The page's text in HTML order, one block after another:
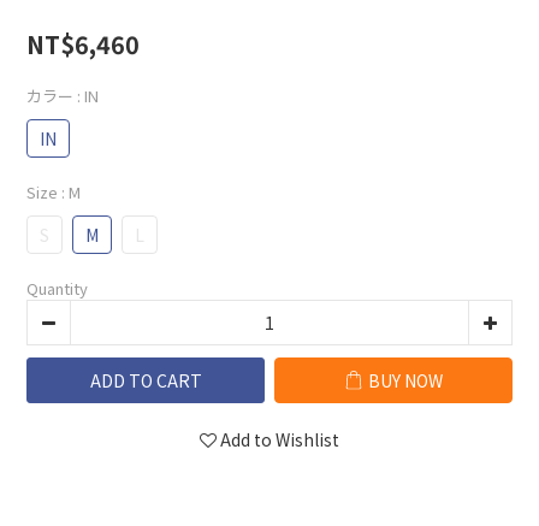
NT$6,460
カラー : IN
IN
Size : M
S M L
Quantity
ADD TO CART BUY NOW
Add to Wishlist